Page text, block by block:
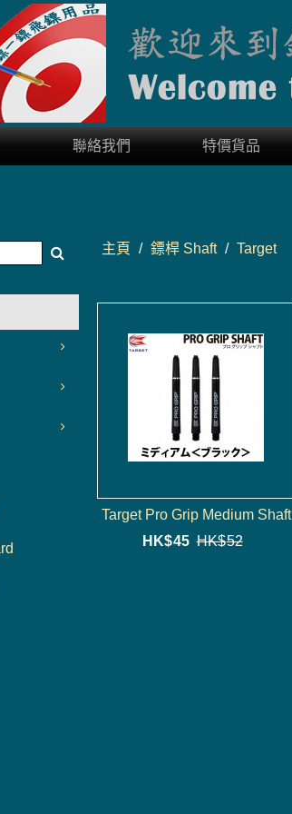
聯絡我們 特價貨品
主頁 / 鏢桿 Shaft / Target
Target Pro Grip Medium Shaft
HK$45 HK$52